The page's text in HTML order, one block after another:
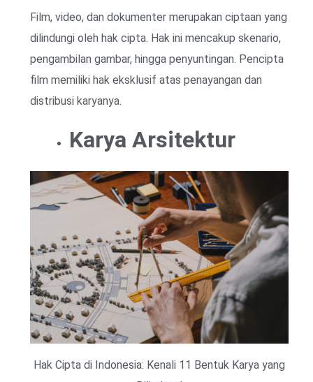
Film, video, dan dokumenter merupakan ciptaan yang
dilindungi oleh hak cipta. Hak ini mencakup skenario,
pengambilan gambar, hingga penyuntingan. Pencipta
film memiliki hak eksklusif atas penayangan dan
distribusi karyanya.
Karya Arsitektur
Hak Cipta di Indonesia: Kenali 11 Bentuk Karya yang